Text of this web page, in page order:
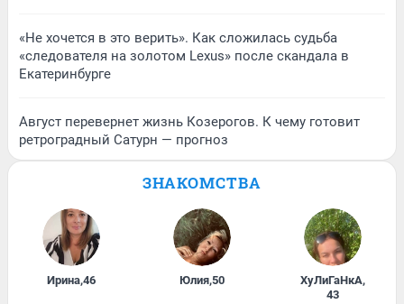
«Не хочется в это верить». Как сложилась судьба
«следователя на золотом Lexus» после скандала в
Екатеринбурге
Август перевернет жизнь Козерогов. К чему готовит
ретроградный Сатурн — прогноз
ЗНАКОМСТВА
Ирина,46 Юлия,50 ХуЛиГаНкА,
43